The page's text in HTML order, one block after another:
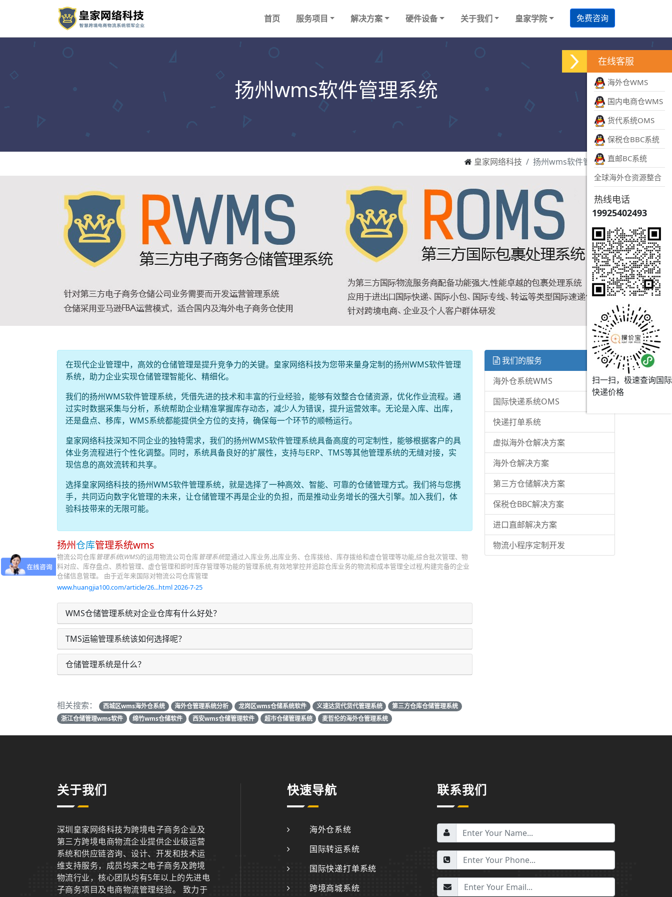
首页 服务项目 解决方案 硬件设备 关于我们 皇家学院 免费咨询
扬州wms软件管理系统
皇家网络科技 扬州wms软件管理系统
在现代企业管理中，高效的仓储管理是提升竞争力的关键。皇家网络科技为您带来量身定制的扬州WMS软件管理
系统，助力企业实现仓储管理智能化、精细化。
我们的扬州WMS软件管理系统，凭借先进的技术和丰富的行业经验，能够有效整合仓储资源，优化作业流程。通
过实时数据采集与分析，系统帮助企业精准掌握库存动态，减少人为错误，提升运营效率。无论是入库、出库，
还是盘点、移库，WMS系统都能提供全方位的支持，确保每一个环节的顺畅运行。
皇家网络科技深知不同企业的独特需求，我们的扬州WMS软件管理系统具备高度的可定制性，能够根据客户的具
体业务流程进行个性化调整。同时，系统具备良好的扩展性，支持与ERP、TMS等其他管理系统的无缝对接，实
现信息的高效流转和共享。
选择皇家网络科技的扬州WMS软件管理系统，就是选择了一种高效、智能、可靠的仓储管理方式。我们将与您携
手，共同迈向数字化管理的未来，让仓储管理不再是企业的负担，而是推动业务增长的强大引擎。加入我们，体
验科技带来的无限可能。
扬州仓库管理系统wms
物流公司仓库管理系统(WMS)的运用物流公司仓库管理系统是通过入库业务,出库业务、仓库拨给、库存拨给和虚仓管理等功能,综合批次管理、物
料对应、库存盘点、质检管理、虚仓管理和即时库存管理等功能的管理系统,有效地掌控并追踪仓库业务的物流和成本管理全过程,构建完备的企业
仓储信息管理。 由于近年来国际对物流公司仓库管理
www.huangjia100.com/article/26...html 2026-7-25
WMS仓储管理系统对企业仓库有什么好处？
TMS运输管理系统该如何选择呢？
仓储管理系统是什么？
相关搜索： 西城区wms海外仓系统 海外仓管理系统分析 龙岗区wms仓储系统软件 义速达货代货代管理系统
第三方仓库仓储管理系统
浙江仓储管理wms软件
绵竹wms仓储软件 西安wms仓储管理软件 超市仓储管理系统 麦哲伦的海外仓管理系统
我们的服务
海外仓系统WMS
国际快递系统OMS
快递打单系统
虚拟海外仓解决方案
海外仓解决方案
第三方仓储解决方案
保税仓BBC解决方案
进口直邮解决方案
物流小程序定制开发
关于我们
深圳皇家网络科技为跨境电子商务企业及
第三方跨境电商物流企业提供企业级运营
系统和供应链咨询、设计、开发和技术运
维支持服务，成员均来之电子商务及跨境
物流行业，核心团队均有5年以上的先进电
子商务项目及电商物流管理经验。 致力于
快速导航
海外仓系统
国际转运系统
国际快递打单系统
跨境商城系统
联系我们
在线客服
海外仓WMS
国内电商仓WMS
货代系统OMS
保税仓BBC系统
直邮BC系统
全球海外仓资源整合
热线电话
19925402493
扫一扫，极速查询国际
快递价格